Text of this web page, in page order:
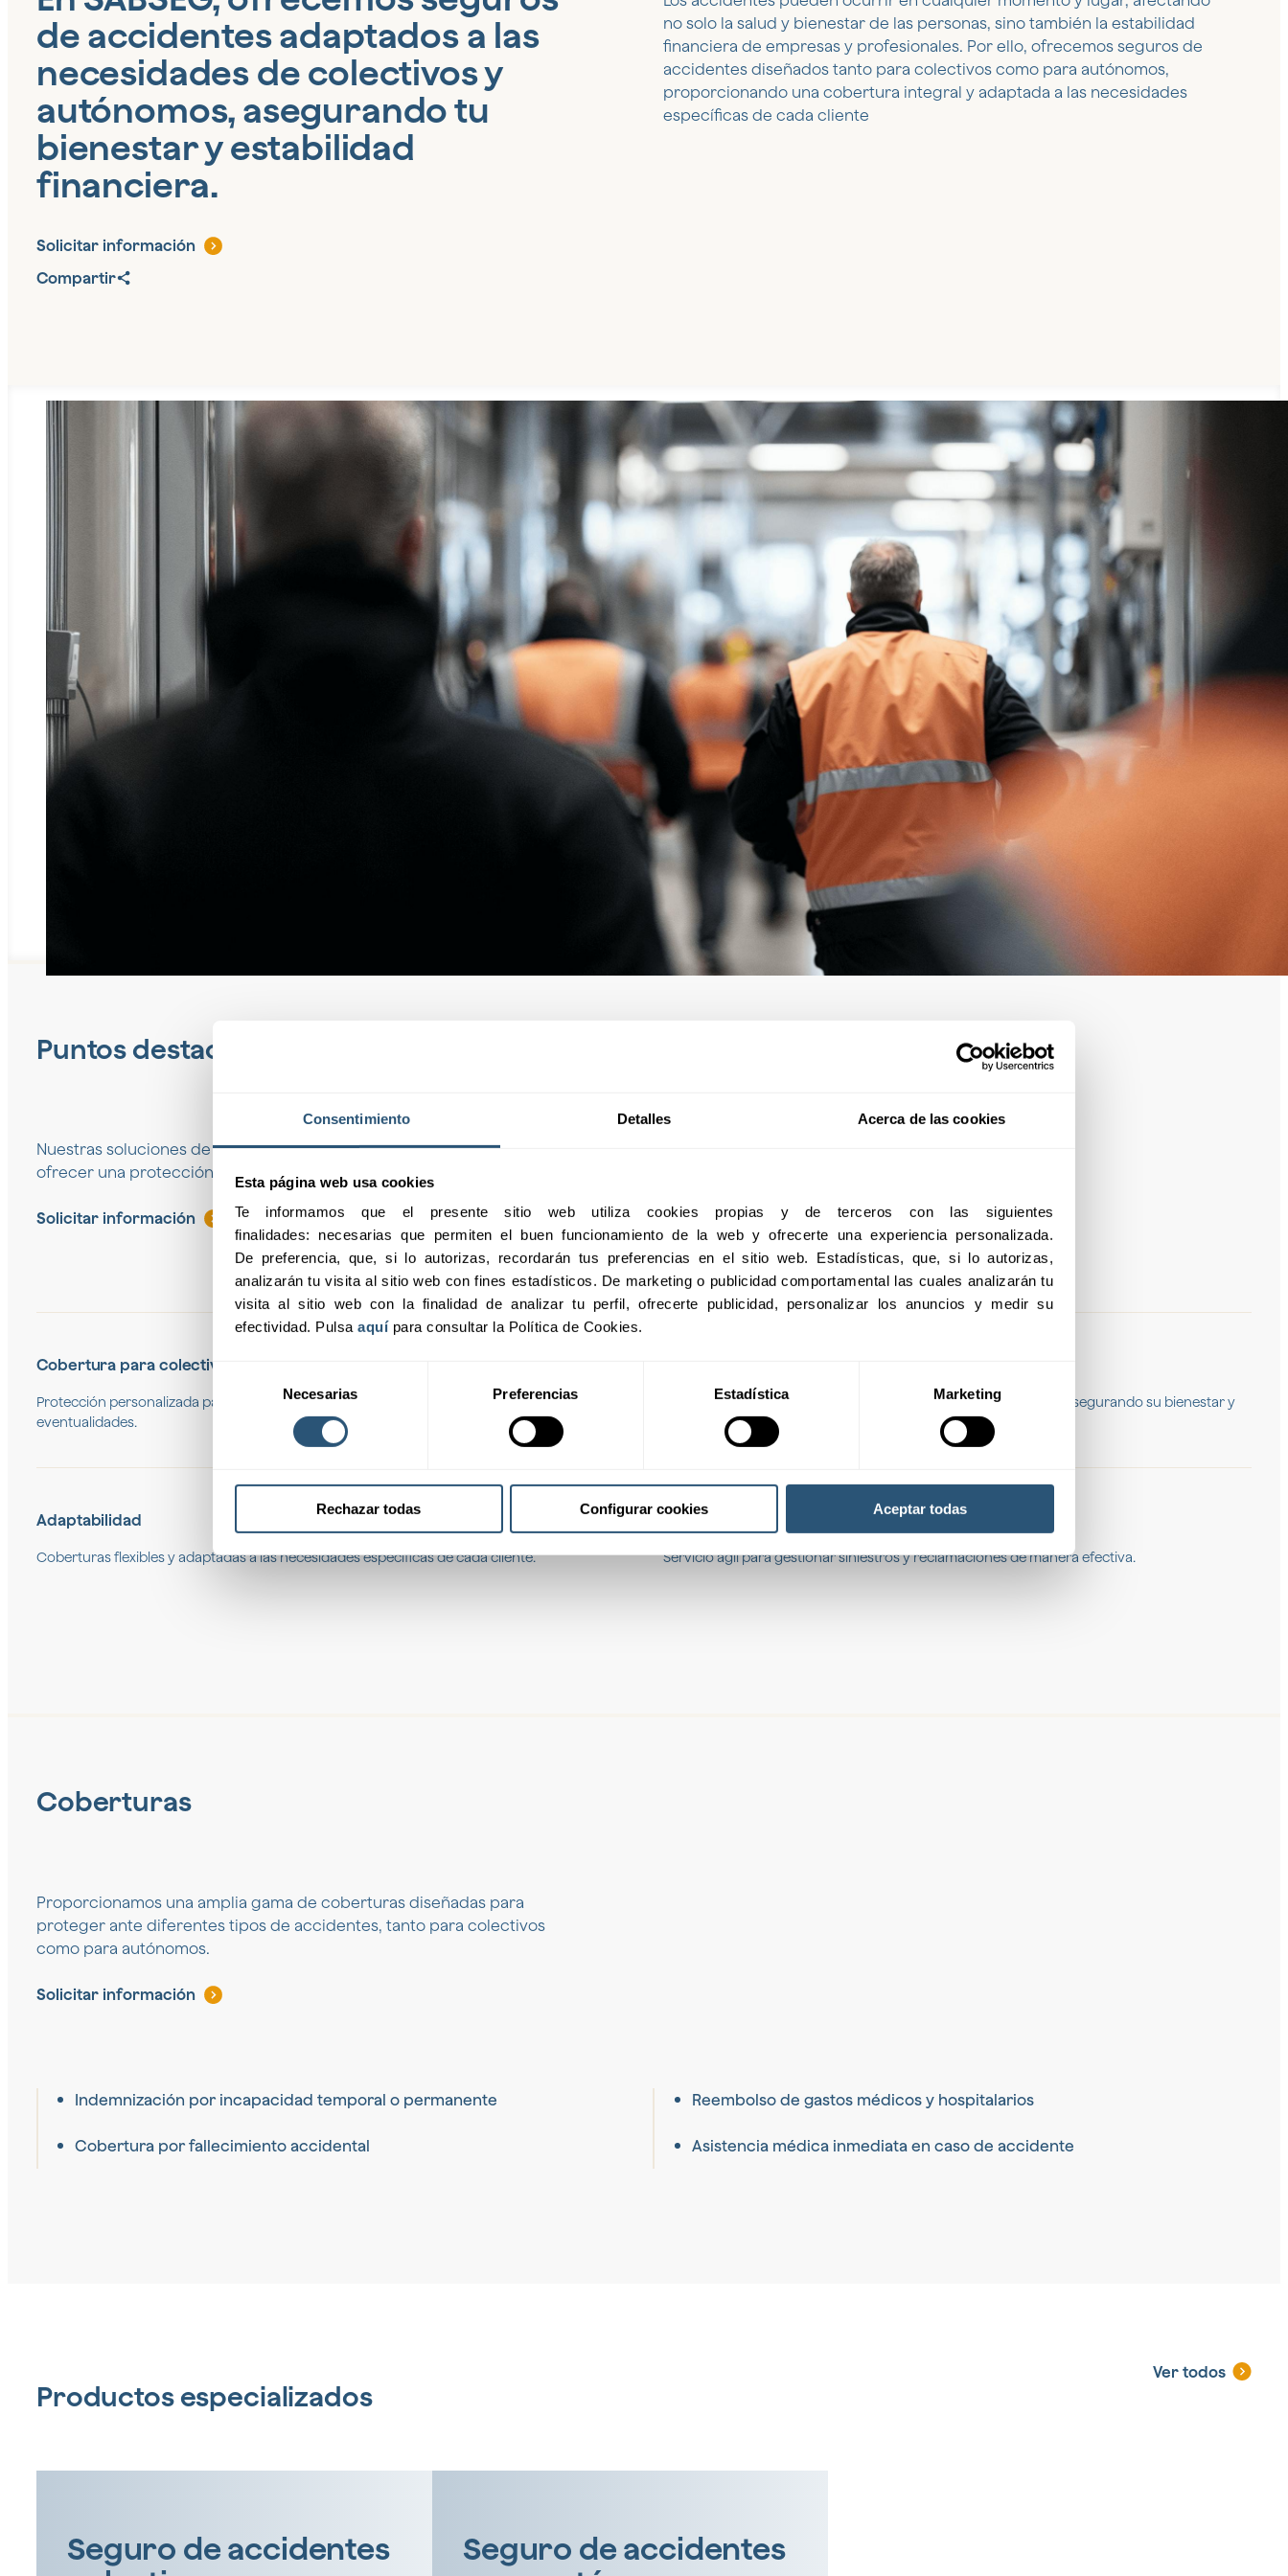
Consentimiento Detalles Acerca de las cookies
Esta página web usa cookies
Te informamos que el presente sitio web utiliza cookies propias y de terceros con las siguientes
finalidades: necesarias que permiten el buen funcionamiento de la web y ofrecerte una experiencia personalizada.
De preferencia, que, si lo autorizas, recordarán tus preferencias en el sitio web. Estadísticas, que, si lo autorizas,
analizarán tu visita al sitio web con fines estadísticos. De marketing o publicidad comportamental las cuales analizarán tu
visita al sitio web con la finalidad de analizar tu perfil, ofrecerte publicidad, personalizar los anuncios y medir su
efectividad. Pulsa aquí para consultar la Política de Cookies.
Selección
consentimiento
Necesarias Preferencias Estadística Marketing
Rechazar todas Configurar cookies Aceptar todas
de accidentes adaptados a las
necesidades de colectivos y
autónomos, asegurando tu
bienestar y estabilidad
financiera.
Solicitar información
Compartir
no solo la salud y bienestar de las personas, sino también la estabilidad
financiera de empresas y profesionales. Por ello, ofrecemos seguros de
accidentes diseñados tanto para colectivos como para autónomos,
proporcionando una cobertura integral y adaptada a las necesidades
específicas de cada cliente
Puntos destacados
Nuestras soluciones de seguros de accidentes están diseñadas para
ofrecer una protección eficaz y completa en situaciones imprevistas.
Solicitar información
Cobertura para colectivos
Protección personalizada para grupos y empleados, garantizando su seguridad ante
eventualidades.
Seguros diseñados para cubrir a trabajadores independientes, asegurando su bienestar y
continuidad profesional.
Adaptabilidad
Coberturas flexibles y adaptadas a las necesidades específicas de cada cliente.
Asistencia rápida y eficiente
Servicio ágil para gestionar siniestros y reclamaciones de manera efectiva.
Coberturas
Proporcionamos una amplia gama de coberturas diseñadas para
proteger ante diferentes tipos de accidentes, tanto para colectivos
como para autónomos.
Solicitar información
Indemnización por incapacidad temporal o permanente
Cobertura por fallecimiento accidental
Reembolso de gastos médicos y hospitalarios
Asistencia médica inmediata en caso de accidente
Productos especializados
Ver todos
Seguro de accidentes
Seguro de accidentes